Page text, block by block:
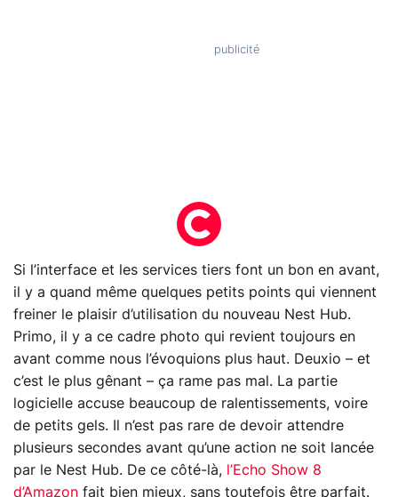
Si l’interface et les services tiers font un bon en avant,
il y a quand même quelques petits points qui viennent
freiner le plaisir d’utilisation du nouveau Nest Hub.
Primo, il y a ce cadre photo qui revient toujours en
avant comme nous l’évoquions plus haut. Deuxio – et
c’est le plus gênant – ça rame pas mal. La partie
logicielle accuse beaucoup de ralentissements, voire
de petits gels. Il n’est pas rare de devoir attendre
plusieurs secondes avant qu’une action ne soit lancée
par le Nest Hub. De ce côté-là, l’Echo Show 8
d’Amazon fait bien mieux, sans toutefois être parfait.